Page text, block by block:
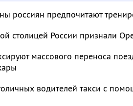
россиян предпочитают
столицей России признали
массового переноса
водителей такси с